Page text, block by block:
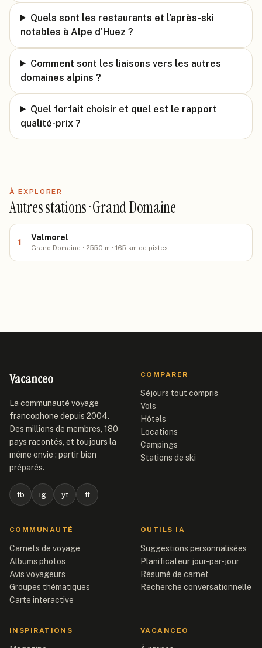
Quels sont les restaurants et l'après-ski
notables à Alpe d'Huez ?
Comment sont les liaisons vers les autres
domaines alpins ?
Quel forfait choisir et quel est le rapport
qualité-prix ?
À EXPLORER
Autres stations · Grand Domaine
1
Valmorel
Grand Domaine · 2550 m · 165 km de pistes
Vacanceo
La communauté voyage
francophone depuis 2004.
Des millions de membres, 180
pays racontés, et toujours la
même envie : partir bien
préparés.
fb ig yt tt
COMPARER
Séjours tout compris
Vols
Hôtels
Locations
Campings
Stations de ski
COMMUNAUTÉ
Carnets de voyage
Albums photos
Avis voyageurs
Groupes thématiques
Carte interactive
OUTILS IA
Suggestions personnalisées
Planificateur jour-par-jour
Résumé de carnet
Recherche conversationnelle
INSPIRATIONS VACANCEO